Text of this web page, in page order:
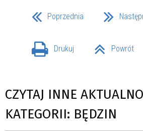
Poprzednia
Drukuj Powrót
CZYTAJ INNE
KATEGORII: BĘDZIN